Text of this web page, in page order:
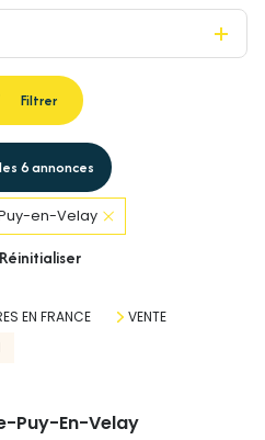
Filtrer
6annonces
en-Velay
Réinitialiser
EN FRANCE
VENTE
Puy-En-Velay